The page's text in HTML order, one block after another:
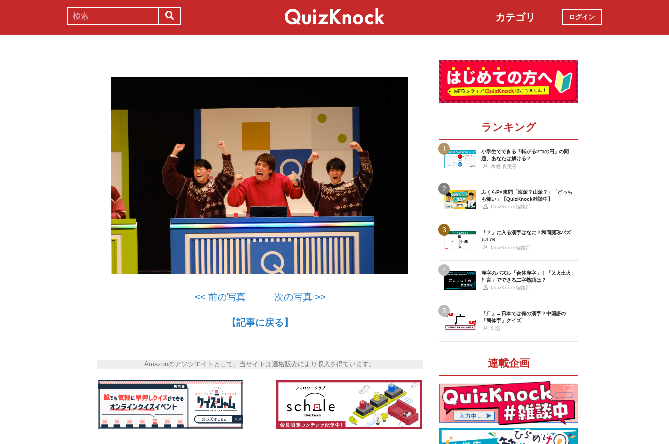
カテゴリ ログイン
<< 前の写真 次の写真 >>
【記事に戻る】
Amazonのアソシエイトとして、当サイトは適格販売により収入を得ています。
ランキング
1
小学生でできる「転がる2つの円」の問
題、あなたは解ける？
木村 真実子
2
ふくらP×東問「海派？山派？」「どっち
も怖い」【QuizKnock雑談中】
QuizKnock編集部
3
「？」に入る漢字はなに？和同開珎パズ
ル176
QuizKnock編集部
4
漢字のパズル「合体漢字」！「又火土火
忄言」でできる二字熟語は？
QuizKnock編集部
5
「广」←日本では何の漢字？中国語の
「簡体字」クイズ
刈谷
連載企画